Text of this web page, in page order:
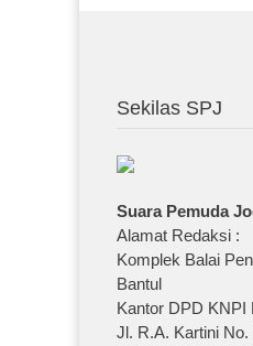
Sekilas SPJ
Suara Pemuda
Alamat Redaksi :
Komplek Balai
Bantul
Kantor DPD KNPI
Jl. R.A. Kartini